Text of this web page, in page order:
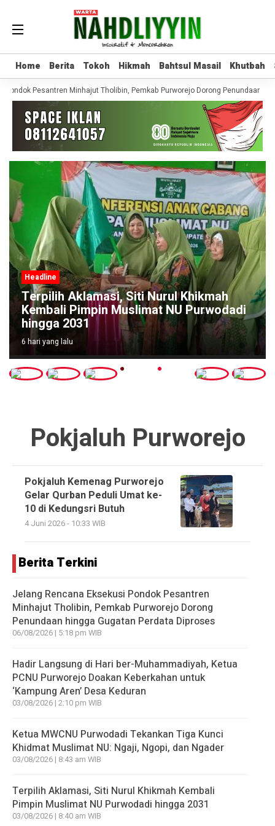
Home Berita Tokoh Hikmah Bahtsul Masail Khutbah
Home Berita Tokoh Hikmah Bahtsul Masail Khutbah
Pesantren Minhajut Tholibin, Pemkab Purworejo Dorong Penundaan
Headline
Terpilih Aklamasi, Siti Nurul Khikmah
Kembali Pimpin Muslimat NU Purwodadi
hingga 2031
6 hari yang lalu
Pokjaluh Purworejo
Pokjaluh Kemenag Purworejo
Gelar Qurban Peduli Umat ke-
10 di Kedungsri Butuh
4 Juni 2026 - 10:33 WIB
Berita Terkini
Jelang Rencana Eksekusi Pondok Pesantren
Minhajut Tholibin, Pemkab Purworejo Dorong
Penundaan hingga Gugatan Perdata Diproses
06/08/2026 | 5:18 pm WIB
Hadir Langsung di Hari ber-Muhammadiyah, Ketua
PCNU Purworejo Doakan Keberkahan untuk
‘Kampung Aren’ Desa Keduran
03/08/2026 | 2:10 pm WIB
Ketua MWCNU Purwodadi Tekankan Tiga Kunci
Khidmat Muslimat NU: Ngaji, Ngopi, dan Ngader
03/08/2026 | 8:43 am WIB
Terpilih Aklamasi, Siti Nurul Khikmah Kembali
Pimpin Muslimat NU Purwodadi hingga 2031
03/08/2026 | 8:40 am WIB